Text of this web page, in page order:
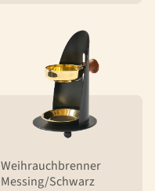
Weihrauchbrenner
Messing/Schwarz